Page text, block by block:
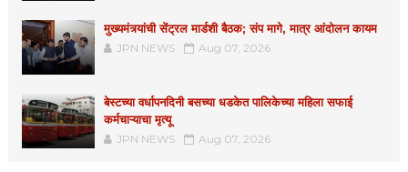
मुख्यमंत्र्यांची सेंट्रल मार्डशी बैठक; संप मागे, मात्र आंदोलन कायम
JPN NEWS Aug 07, 2026
बेस्टच्या वर्धापनदिनी बसच्या धडकेत पालिकेच्या महिला सफाई
कर्मचाऱ्याचा मृत्यू
JPN NEWS Aug 07, 2026